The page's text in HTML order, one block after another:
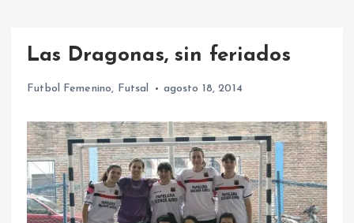
Las Dragonas, sin feriados
Futbol Femenino, Futsal agosto 18, 2014